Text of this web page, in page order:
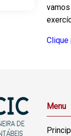
Clique
Menu